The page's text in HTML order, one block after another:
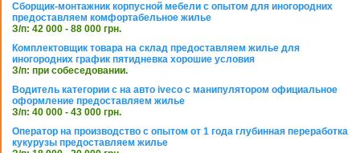
Сборщик-монтажник корпусной мебели с опытом для иногородних
предоставляем комфортабельное жилье
З/п: 42 000 - 88 000 грн.
Комплектовщик товара на склад предоставляем жилье для
иногородних график пятидневка хорошие условия
З/п: при собеседовании.
Водитель категории с на авто iveco с манипулятором официальное
оформление предоставляем жилье
З/п: 40 000 - 43 000 грн.
Оператор на производство с опытом от 1 года глубинная переработка
кукурузы предоставляем жилье